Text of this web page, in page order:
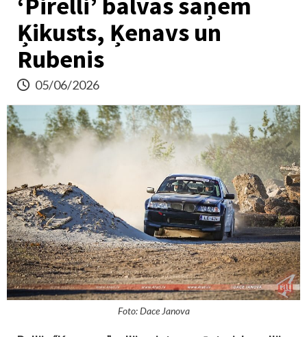
Ķikusts, Ķenavs un
Rubenis
05/06/2026
Foto: Dace Janova